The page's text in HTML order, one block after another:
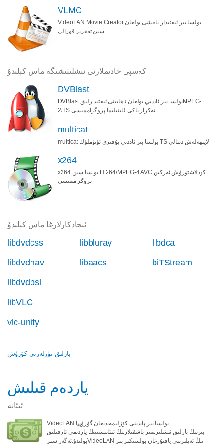
VLMC
VideoLAN Movie Creator بولسا بىر ئىقتىدار ياخشى بولغان
سىن تەھرىر قورالى
كەسپى خادىملارنى ئىشلىتىشىگە ماس كېلىدۇ
DVBlast
DVBlast بولسا بىر ئاددىي بولغان ناھايىتى ئىقتىدارلىقMPEG-
2/TS تەكرار ياكى قايتىلىما پروگراممىسى
multicat
multicat بولسا بىر ئاددىي يۇقىرى ئۈنۈملۈك TS لايىھەلەش دېتالى
x264
x264 بولسا سىن H.264/MPEG-4 AVC كودلاشتۇرۇش ئەركىن
پروگراممىسى
ئىجادكارلارغا ماس كېلىدۇ
libdvdcss
libdvdnav
libdvdpsi
libVLC
vlc-unity
libbluray
libaacs
libdca
biTStream
بارلىق تۈرلەرنى كۆرۈش
ياردەم قىلىش
ئىئانە
VideoLAN بولسا بىر پايدىنى كۆزلىمەيدىغان گۇرۇپپا
بىزنىڭ بارلىق ئىشلىرىمىز باشقىلارنىڭ ئىئانىسىنىڭ ياردىمى ئارقىلىق
بولىدۇ.ئەگەر سىزVideoLAN نىڭ ئەپلىرىنى ياقتۇرغان بولسىڭىز بىز